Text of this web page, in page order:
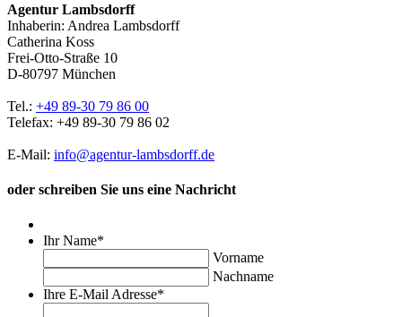
Agentur Lambsdorff
Inhaberin: Andrea Lambsdorff
Catherina Koss
Frei-Otto-Straße 10
D-80797 München
Tel.: +49 89-30 79 86 00
Telefax: +49 89-30 79 86 02
E-Mail: info@agentur-lambsdorff.de
oder schreiben Sie uns eine Nachricht
Ihr Name*
Vorname
Nachname
Ihre E-Mail Adresse*